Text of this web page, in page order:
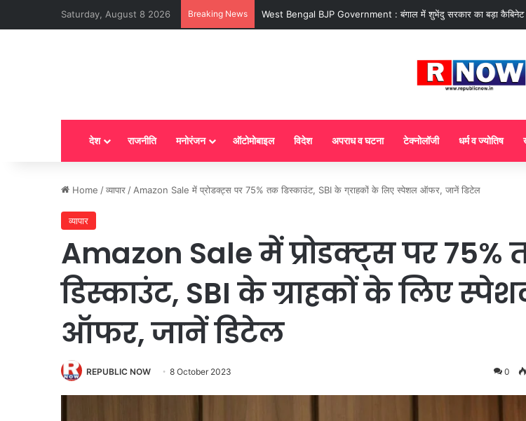
Saturday, August 8 2026 Breaking News LPG New Rules : आज से गैस सिलेंडर के 5 नए नियम लागू! जानें किसका
देश राजनीति मनोरंजन ऑटोमोबाइल विदेश अपराध व घटना टेक्नोलॉजी धर्म व ज्योतिष
Home /व्यापार / Amazon Sale में प्रोडक्ट्स पर 75% तक डिस्काउंट, SBI के ग्राहकों के लिए स्पेशल ऑफर, जानें डिटेल
व्यापार
Amazon Sale में प्रोडक्ट्स पर 75%
डिस्काउंट, SBI के ग्राहकों के लिए
ऑफर, जानें डिटेल
REPUBLIC NOW 8 October 2023 0